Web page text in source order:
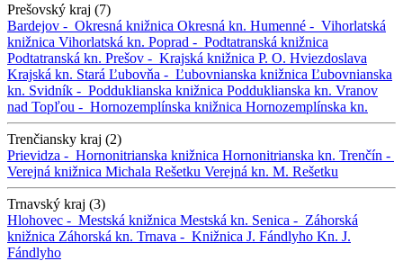
Prešovský kraj (7)
Bardejov - Okresná knižnica Okresná kn. Humenné - Vihorlatská
knižnica Vihorlatská kn. Poprad - Podtatranská knižnica
Podtatranská kn. Prešov - Krajská knižnica P. O. Hviezdoslava
Krajská kn. Stará Ľubovňa - Ľubovnianska knižnica Ľubovnianska
kn. Svidník - Podduklianska knižnica Podduklianska kn. Vranov
nad Topľou - Hornozemplínska knižnica Hornozemplínska kn.
Trenčiansky kraj (2)
Prievidza - Hornonitrianska knižnica Hornonitrianska kn. Trenčín -
Verejná knižnica Michala Rešetku Verejná kn. M. Rešetku
Trnavský kraj (3)
Hlohovec - Mestská knižnica Mestská kn. Senica - Záhorská
knižnica Záhorská kn. Trnava - Knižnica J. Fándlyho Kn. J.
Fándlyho